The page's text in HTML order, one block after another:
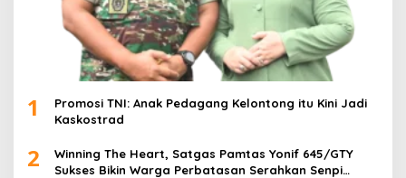
1
Promosi TNI: Anak Pedagang Kelontong itu Kini Jadi
Kaskostrad
2
Winning The Heart, Satgas Pamtas Yonif 645/GTY
Sukses Bikin Warga Perbatasan Serahkan Senpi